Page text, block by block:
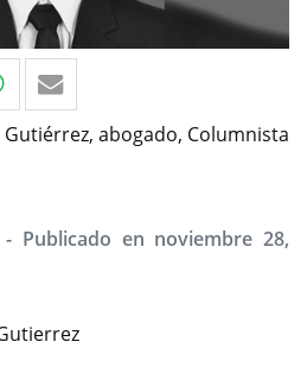
abogado, Columnista
Publicado en noviembre 28,